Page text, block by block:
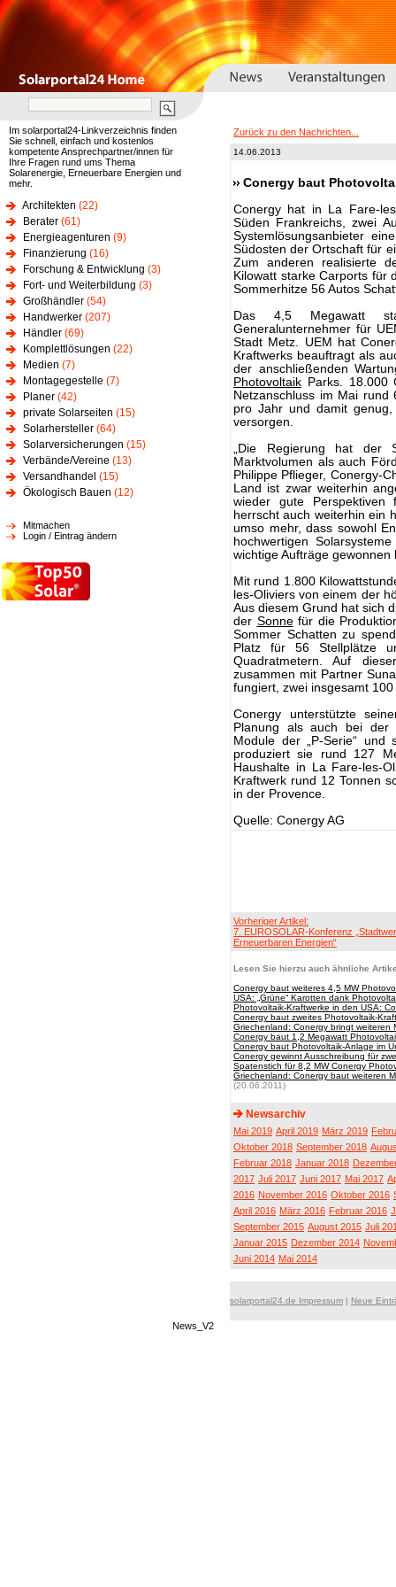
Im solarportal24-Linkverzeichnis finden
Sie schnell, einfach und kostenlos
kompetente Ansprechpartner/innen für
Ihre Fragen rund ums Thema
Solarenergie, Erneuerbare Energien und
mehr.
Architekten (22)
Berater (61)
Energieagenturen (9)
Finanzierung (16)
Forschung & Entwicklung (3)
Fort- und Weiterbildung (3)
Großhändler (54)
Handwerker (207)
Händler (69)
Komplettlösungen (22)
Medien (7)
Montagegestelle (7)
Planer (42)
private Solarseiten (15)
Solarhersteller (64)
Solarversicherungen (15)
Verbände/Vereine (13)
Versandhandel (15)
Ökologisch Bauen (12)
Mitmachen
Login / Eintrag ändern
Zurück zu den Nachrichten...
14.06.2013
Conergy baut
Conergy hat in La Fare-
Süden Frankreichs, zwei
Systemlösungsanbieter
Südosten der Ortschaft für
Zum anderen realisierte
Kilowatt starke Carports für
Sommerhitze 56 Autos
Das 4,5 Megawatt
Generalunternehmer für
Stadt Metz. UEM hat
Kraftwerks beauftragt als
der anschließenden
Photovoltaik Parks. 18.000
Netzanschluss im Mai rund
pro Jahr und damit
versorgen.
„Die Regierung hat der
Marktvolumen als auch
Philippe Pflieger, Conergy-
Land ist zwar weiterhin
wieder gute
herrscht auch weiterhin ein
umso mehr, dass sowohl
hochwertigen
wichtige Aufträge gewonnen
Mit rund 1.800
les-Oliviers von einem der
Aus diesem Grund hat sich
der Sonnefür die
Sommer Schatten zu
Platz für 56 Stellplätze
Quadratmetern. Auf
zusammen mit Partner
fungiert, zwei insgesamt
Conergy unterstützte
Planung als auch bei der
Module der „P-Serie“
produziert sie rund 127
Haushalte in La Fare-les-
Kraftwerk rund 12 Tonnen
in der Provence.
Quelle: Conergy AG
Vorheriger Artikel:
7. EUROSOLAR-Konferenz
Erneuerbaren Energien“
Lesen Sie hierzu auch ähnliche
Conergy baut weiteres 4,5 MW
USA: „Grüne“ Karotten dank
Photovoltaik-Kraftwerke in den USA:
Conergy baut zweites Photovoltaik-
Griechenland: Conergy bringt weiteren
Conergy baut 1,2 Megawatt
Conergy baut Photovoltaik-Anlage im
Conergy gewinnt Ausschreibung für
Spatenstich für 8,2 MW Conergy
Griechenland: Conergy baut weiteren
(20.06.2011)
Newsarchiv
Mai 2019 April 2019 März 2019
Oktober 2018 September 2018
Februar 2018 Januar 2018
2017 Juli 2017 Juni 2017 Mai 2017
2016 November 2016 Oktober 2016
April 2016 März 2016 Februar 2016
September 2015 August 2015 Juli
Januar 2015 Dezember 2014
Juni 2014 Mai 2014
solarportal24.de Impressum | Neue
News_V2